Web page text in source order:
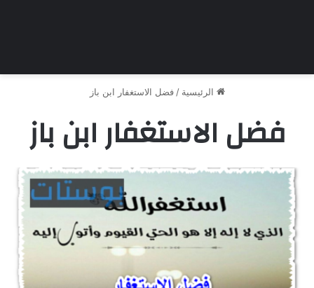
الرئيسية / فضل الاستغفار ابن باز
فضل الاستغفار ابن باز